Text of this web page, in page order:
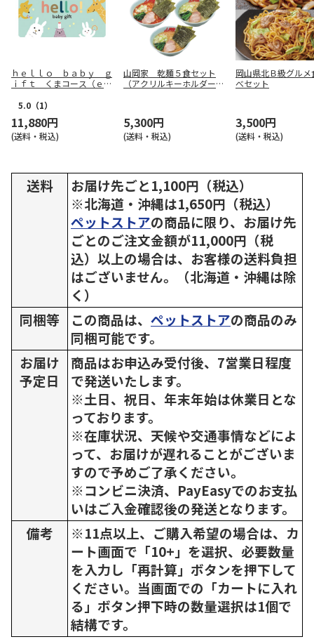
ｈｅｌｌｏ ｂａｂｙ ｇ
ｉｆｔ くまコース（ｅ－
5.0 （1）
11,880円
(送料・税込)
山岡家 乾麺５食セット
（アクリルキーホルダー
5,300円
(送料・税込)
岡山県北Ｂ級グルメ
べセット
3,500円
(送料・税込)
送料
お届け先ごと1,100円（税込）
※北海道・沖縄は1,650円（税込）
ペットストアの商品に限り、お届け先
ごとのご注文金額が11,000円（税
込）以上の場合は、お客様の送料負担
はございません。（北海道・沖縄は除
く）
同梱等
この商品は、 ペットストアの商品のみ
同梱可能です。
お届け
予定日
商品はお申込み受付後、7営業日程度
で発送いたします。
※土日、祝日、年末年始は休業日とな
っております。
※在庫状況、天候や交通事情などによ
って、お届けが遅れることがございま
すので予めご了承ください。
※コンビニ決済、PayEasyでのお支払
いはご入金確認後の発送となります。
備考
※11点以上、ご購入希望の場合は、カ
ート画面で「10+」を選択、必要数量
を入力し「再計算」ボタンを押下して
ください。当画面での「カートに入れ
る」ボタン押下時の数量選択は1個で
結構です。